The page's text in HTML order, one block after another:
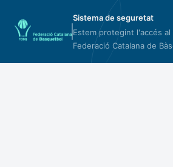
Sistema de seguretat
Estem protegint l'accés
Federació Catalana de